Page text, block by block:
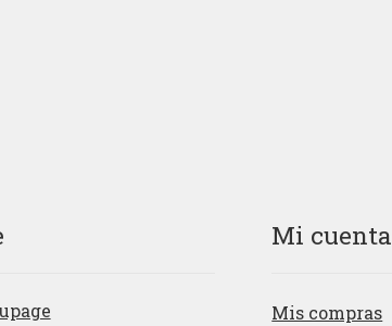
Mi cuenta
Mis compras